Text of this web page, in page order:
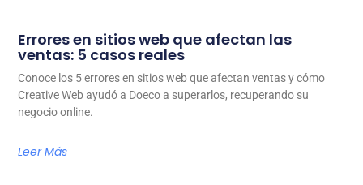
Errores en sitios web que afectan las
ventas: 5 casos reales
Conoce los 5 errores en sitios web que afectan ventas y cómo
Creative Web ayudó a Doeco a superarlos, recuperando su
negocio online.
Leer Más